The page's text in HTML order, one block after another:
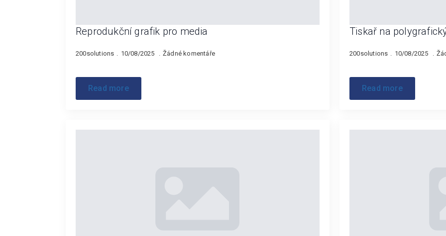
Reprodukční grafik pro media
200solutions 10/08/2025 Žádné komentáře
Read more
Tiskař na
200solutions 10/08/2025
Read more